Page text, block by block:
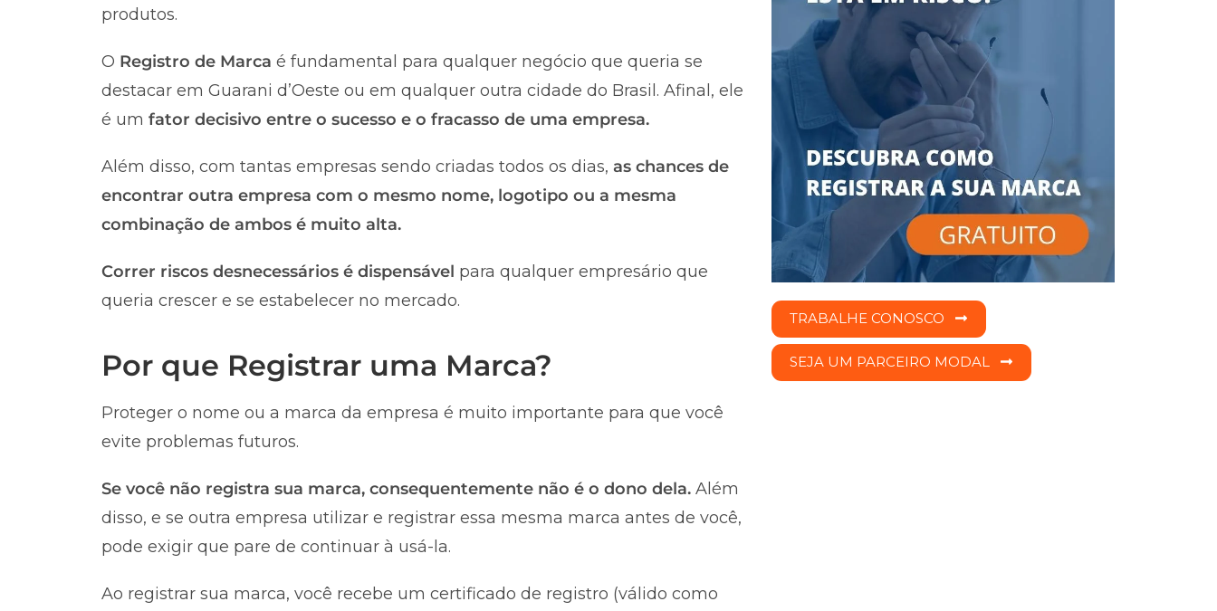
produtos.
O Registro de Marca é fundamental para qualquer negócio que queria se
destacar em Guarani d’Oeste ou em qualquer outra cidade do Brasil. Afinal, ele
é um fator decisivo entre o sucesso e o fracasso de uma empresa.
Além disso, com tantas empresas sendo criadas todos os dias, as chances de
encontrar outra empresa com o mesmo nome, logotipo ou a mesma
combinação de ambos é muito alta.
Correr riscos desnecessários é dispensável para qualquer empresário que
queria crescer e se estabelecer no mercado.
Por que Registrar uma Marca?
Proteger o nome ou a marca da empresa é muito importante para que você
evite problemas futuros.
Se você não registra sua marca, consequentemente não é o dono dela. Além
disso, e se outra empresa utilizar e registrar essa mesma marca antes de você,
pode exigir que pare de continuar à usá-la.
Ao registrar sua marca, você recebe um certificado de registro (válido como
TRABALHE CONOSCO
SEJA UM PARCEIRO MODAL